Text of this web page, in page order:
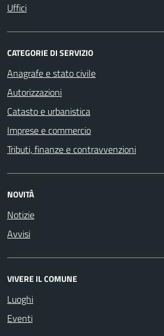
Uffici
CATEGORIE DI SERVIZIO
Anagrafe e stato civile
Autorizzazioni
Catasto e urbanistica
Imprese e commercio
Tributi, finanze e contravvenzioni
NOVITÀ
Notizie
Avvisi
VIVERE IL COMUNE
Luoghi
Eventi